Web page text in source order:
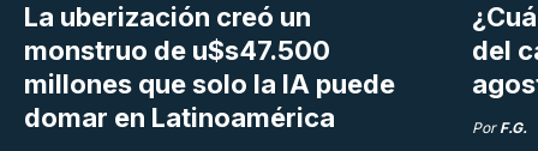
La uberización creó un
monstruo de u$s47.500
millones que solo la IA puede
domar en Latinoamérica
del
Por F.G.